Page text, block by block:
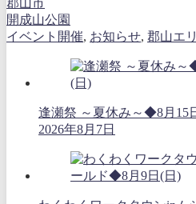
開成山公園
イベント開催, お知らせ, 郡山エ
逢瀬祭 ～夏休み～◆8月15
2026年8月7日